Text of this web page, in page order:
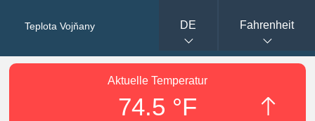
Teplota Vojňany DE Fahrenheit
Aktuelle Temperatur
74.5 °F